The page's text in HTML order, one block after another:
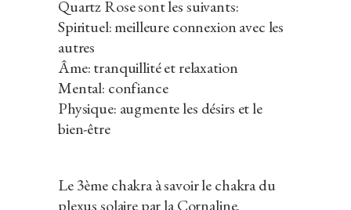
Quartz Rose sont les suivants:
Spirituel: meilleure connexion avec les
autres
Âme: tranquillité et relaxation
Mental: confiance
Physique: augmente les désirs et le
bien-être
Le 3ème chakra à savoir le chakra du
plexus solaire par la Cornaline.